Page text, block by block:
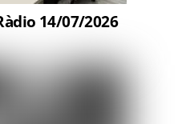
14/07/2026